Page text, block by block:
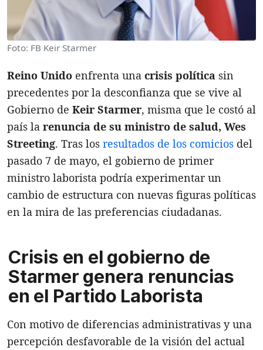
Foto: FB Keir Starmer
Reino Unido enfrenta una crisis política sin
precedentes por la desconfianza que se vive al
Gobierno de Keir Starmer, misma que le costó al
país la renuncia de su ministro de salud, Wes
Streeting. Tras los resultados de los comicios del
pasado 7 de mayo, el gobierno de primer
ministro laborista podría experimentar un
cambio de estructura con nuevas figuras políticas
en la mira de las preferencias ciudadanas.
Crisis en el gobierno de
Starmer genera renuncias
en el Partido Laborista
Con motivo de diferencias administrativas y una
percepción desfavorable de la visión del actual